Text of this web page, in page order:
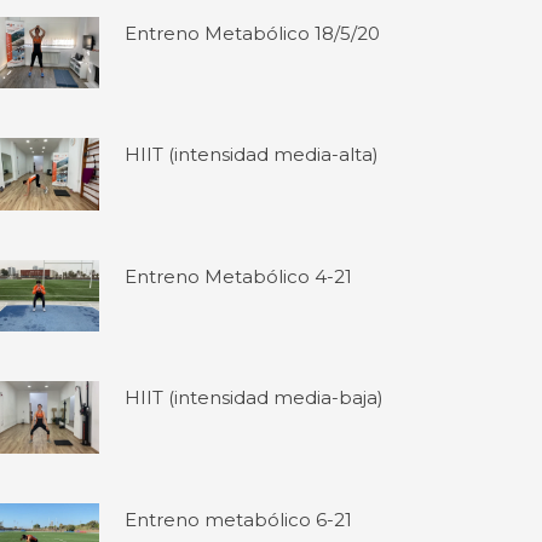
Entreno Metabólico 18/5/20
HIIT (intensidad media-alta)
Entreno Metabólico 4-21
HIIT (intensidad media-baja)
Entreno metabólico 6-21